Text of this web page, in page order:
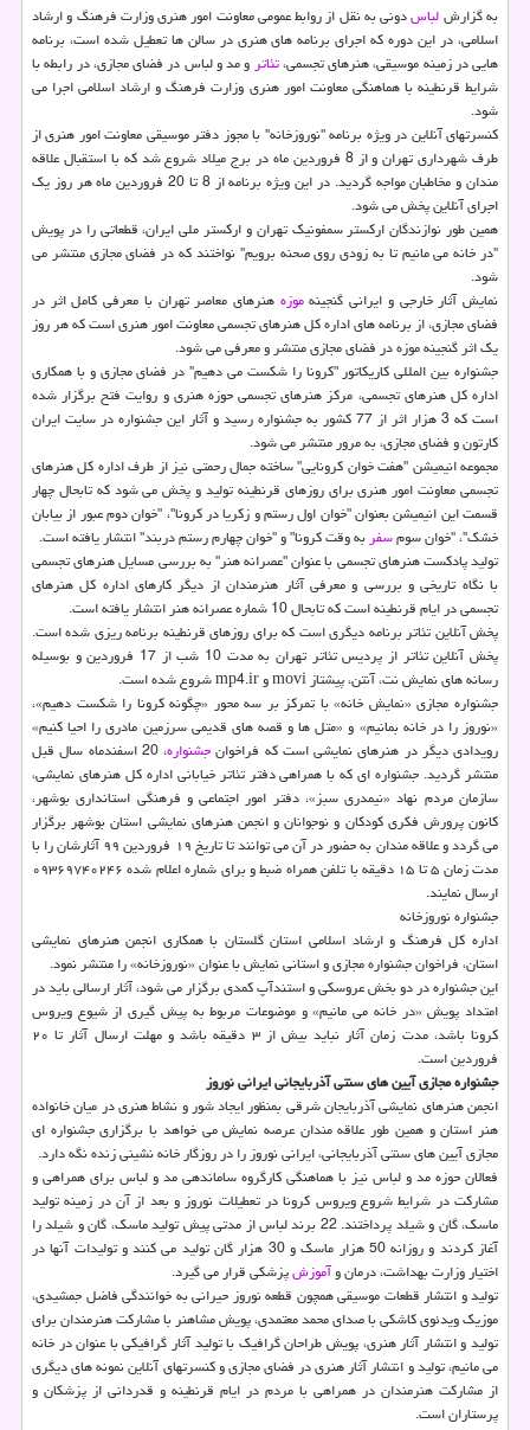
به گزارشلباسدونی به نقل از روابط عمومی معاونت امور هنری وزارت فرهنگ و ارشاد
اسلامی، در این دوره كه اجرای برنامه های هنری در سالن ها تعطیل شده است، برنامه
هایی در زمینه موسیقی، هنرهای تجسمی،تئاتر و مد و لباس در فضای مجازی، در رابطه با
شرایط قرنطینه با هماهنگی معاونت امور هنری وزارت فرهنگ و ارشاد اسلامی اجرا می
شود.
كنسرتهای آنلاین در ویژه برنامه "نوروزخانه" با مجوز دفتر موسیقی معاونت امور هنری از
طرف شهرداری تهران و از 8 فروردین ماه در برج میلاد شروع شد كه با استقبال علاقه
مندان و مخاطبان مواجه گردید. در این ویژه برنامه از 8 تا 20 فروردین ماه هر روز یك
اجرای آنلاین پخش می شود.
همین طور نوازندگان اركستر سمفونیك تهران و اركستر ملی ایران، قطعاتی را در پویش
"در خانه می مانیم تا به زودی روی صحنه برویم" نواختند كه در فضای مجازی منتشر می
شود.
نمایش آثار خارجی و ایرانی گنجینهموزه هنرهای معاصر تهران با معرفی كامل اثر در
فضای مجازی، از برنامه های اداره كل هنرهای تجسمی معاونت امور هنری است كه هر روز
یك اثر گنجینه موزه در فضای مجازی منتشر و معرفی می شود.
جشنواره بین المللی كاریكاتور "كرونا را شكست می دهیم" در فضای مجازی و با همكاری
اداره كل هنرهای تجسمی، مركز هنرهای تجسمی حوزه هنری و روایت فتح برگزار شده
است كه 3 هزار اثر از 77 كشور به جشنواره رسید و آثار این جشنواره در سایت ایران
كارتون و فضای مجازی، به مرور منتشر می شود.
مجموعه انیمیشن "هفت خوان كرونایی" ساخته جمال رحمتی نیز از طرف اداره كل هنرهای
تجسمی معاونت امور هنری برای روزهای قرنطینه تولید و پخش می شود كه تابحال چهار
قسمت این انیمیشن بعنوان "خوان اول رستم و زكریا در كرونا"، "خوان دوم عبور از بیابان
خشك"، "خوان سومسفر به وقت كرونا" و "خوان چهارم رستم دربند" انتشار یافته است.
تولید پادكست هنرهای تجسمی با عنوان "عصرانه هنر" به بررسی مسایل هنرهای تجسمی
با نگاه تاریخی و بررسی و معرفی آثار هنرمندان از دیگر كارهای اداره كل هنرهای
تجسمی در ایام قرنطینه است كه تابحال 10 شماره عصرانه هنر انتشار یافته است.
پخش آنلاین تئاتر برنامه دیگری است كه برای روزهای قرنطینه برنامه ریزی شده است.
پخش آنلاین تئاتر از پردیس تئاتر تهران به مدت 10 شب از 17 فروردین و بوسیله
رسانه های نمایش نت، آنتن، پیشتاز movi و mp4.ir شروع شده است.
جشنواره مجازی «نمایش خانه» با تمركز بر سه محور «چگونه كرونا را شكست دهیم»،
«نوروز را در خانه بمانیم» و «متل ها و قصه های قدیمی سرزمین مادری را احیا كنیم»
رویدادی دیگر در هنرهای نمایشی است كه فراخوانجشنواره
، 20 اسفندماه سال قبل
منتشر گردید. جشنواره ای كه با همراهی دفتر تئاتر خیابانی اداره كل هنرهای نمایشی،
سازمان مردم نهاد «نیمدری سبز»، دفتر امور اجتماعی و فرهنگی استانداری بوشهر،
كانون پرورش فكری كودكان و نوجوانان و انجمن هنرهای نمایشی استان بوشهر برگزار
می گردد و علاقه مندان به حضور در آن می توانند تا تاریخ ۱۹ فروردین ۹۹ آثارشان را با
مدت زمان ۵ تا ۱۵ دقیقه با تلفن همراه ضبط و برای شماره اعلام شده ۰۹۳۶۹۷۴۰۲۴۶
ارسال نمایند.
جشنواره نوروزخانه
اداره كل فرهنگ و ارشاد اسلامی استان گلستان با همكاری انجمن هنرهای نمایشی
استان، فراخوان جشنواره مجازی و استانی نمایش با عنوان «نوروزخانه» را منتشر نمود.
این جشنواره در دو بخش عروسكی و استندآپ كمدی برگزار می شود، آثار ارسالی باید در
امتداد پویش «در خانه می مانیم» و موضوعات مربوط به پیش گیری از شیوع ویروس
كرونا باشد، مدت زمان آثار نباید بیش از ۳ دقیقه باشد و مهلت ارسال آثار تا ۲۰
فروردین است.
جشنواره مجازی آیین های سنتی آذربایجانی ایرانی نوروز
انجمن هنرهای نمایشی آذربایجان شرقی بمنظور ایجاد شور و نشاط هنری در میان خانواده
هنر استان و همین طور علاقه مندان عرصه نمایش می خواهد با برگزاری جشنواره ای
مجازی آیین های سنتی آذربایجانی، ایرانی نوروز را در روزگار خانه نشینی زنده نگه دارد.
فعالان حوزه مد و لباس نیز با هماهنگی كارگروه ساماندهی مد و لباس برای همراهی و
مشاركت در شرایط شروع ویروس كرونا در تعطیلات نوروز و بعد از آن در زمینه تولید
ماسك، گان و شیلد پرداختند. 22 برند لباس از مدتی پیش تولید ماسك، گان و شیلد را
آغاز كردند و روزانه 50 هزار ماسك و 30 هزار گان تولید می كنند و تولیدات آنها در
اختیار وزارت بهداشت، درمان وآموزشپزشكی قرار می گیرد.
تولید و انتشار قطعات موسیقی همچون قطعه نوروز حیرانی به خوانندگی فاضل جمشیدی،
موزیك ویدئوی كاشكی با صدای محمد معتمدی، پویش مشاهنر با مشاركت هنرمندان برای
تولید و انتشار آثار هنری، پویش طراحان گرافیك با تولید آثار گرافیكی با عنوان در خانه
می مانیم، تولید و انتشار آثار هنری در فضای مجازی و كنسرتهای آنلاین نمونه های دیگری
از مشاركت هنرمندان در همراهی با مردم در ایام قرنطینه و قدردانی از پزشكان و
پرستاران است.